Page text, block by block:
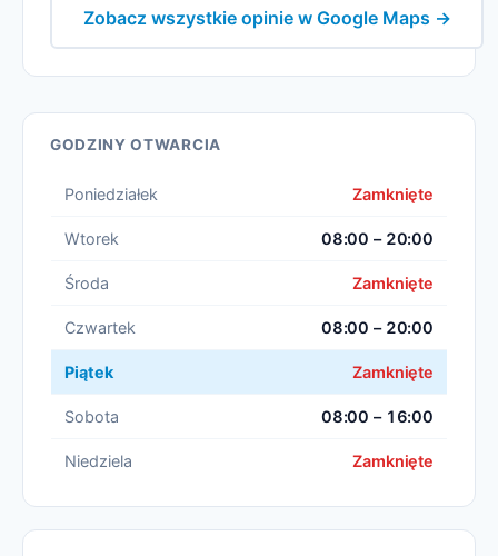
GODZINY OTWARCIA
Poniedziałek Zamknięte
Wtorek 08:00 – 20:00
Środa Zamknięte
Czwartek 08:00 – 20:00
Piątek Zamknięte
Sobota 08:00 – 16:00
Niedziela Zamknięte
Zobacz wszystkie opinie w Google Maps →